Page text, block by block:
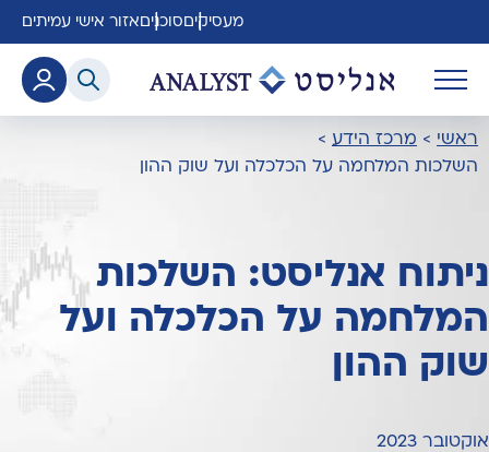
מעסיקים סוכנים אזור אישי עמיתים
ראשי > מרכז הידע >
השלכות המלחמה על הכלכלה ועל שוק ההון
ניתוח אנליסט: השלכות
המלחמה על הכלכלה ועל
שוק ההון
אוקטובר 2023